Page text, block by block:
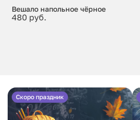
Вешало напольное чёрное
480 руб.
Скоро праздник